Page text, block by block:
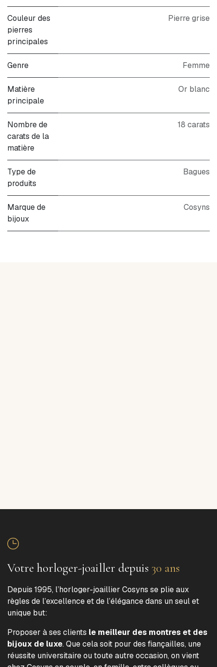
Couleur des
pierres
principales
Pierre grise
Genre Femme
Matière
principale
Or blanc
Nombre de
carats de la
matière
18 carats
Type de
produits
Bagues
Marque de
bijoux
Cosyns
Votre horloger-joailler depuis 30 ans
Depuis 1995, l’horloger-joaillier Cosyns se plie aux
règles de l’excellence et de l’élégance dans un seul et
unique but:
Proposer à ses clients le meilleur des montres et des
bijoux de luxe. Que cela soit pour des fiançailles, une
réussite universitaire ou toute autre occasion, on vient